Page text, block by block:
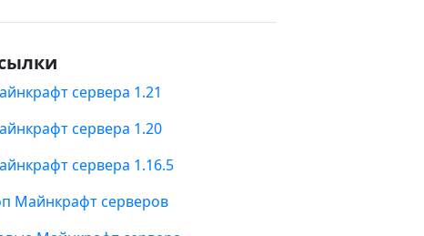
сервера 1.21
сервера 1.20
сервера 1.16.5
Майнкрафт серверов